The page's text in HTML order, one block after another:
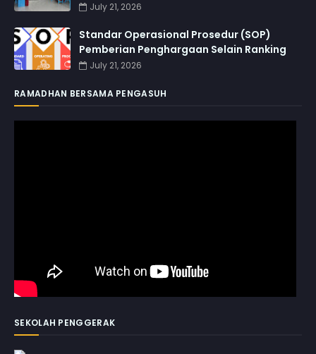
July 21, 2026
Standar Operasional Prosedur (SOP)
Pemberian Penghargaan Selain Ranking
July 21, 2026
RAMADHAN BERSAMA PENGASUH
SEKOLAH PENGGERAK